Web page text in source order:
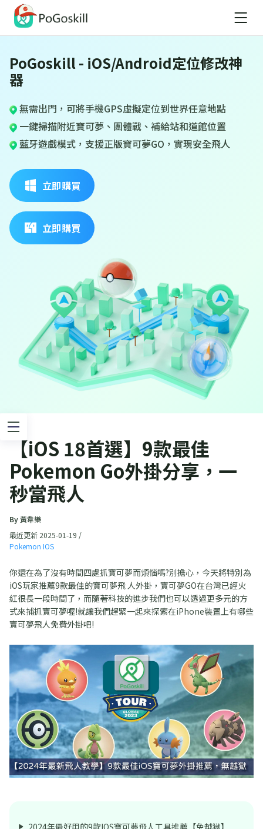
PoGoskill - iOS/Android定位修改神
器
無需出門，可將手機GPS虛擬定位到世界任意地點
一鍵掃描附近寶可夢、團體戰、補給站和道館位置
藍牙遊戲模式，支援正版寶可夢GO，實現安全飛人
立即購買
立即購買
【iOS 18首選】9款最佳
Pokemon Go外掛分享，一
秒當飛人
By 黃韋樂
最近更新 2025-01-19 /
Pokemon IOS
你還在為了沒有時間四處抓寶可夢而煩惱嗎?別擔心，今天將特別為
iOS玩家推薦9款最佳的寶可夢飛 人外掛，寶可夢GO在台灣已經火
紅很長一段時間了，而隨著科技的進步我們也可以透過更多元的方
式來捕抓寶可夢喔!就讓我們趕緊一起來探索在iPhone裝置上有哪些
寶可夢飛人免費外掛吧!